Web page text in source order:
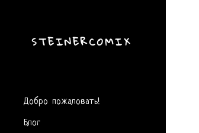
STEINERCOMIX
Добро пожаловать!
Блог